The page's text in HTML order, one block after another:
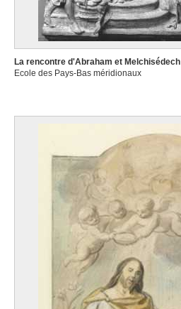
La rencontre d'Abraham et Melchisédech
Ecole des Pays-Bas méridionaux